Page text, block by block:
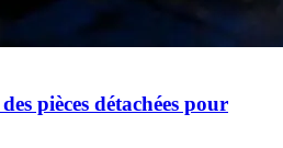
pièces détachées pour